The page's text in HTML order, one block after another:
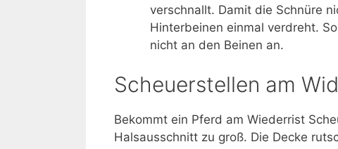
verschnallt. Damit die Schnüre
Hinterbeinen einmal verdreht.
nicht an den Beinen an.
Scheuerstellen am
Bekommt ein Pferd am Wiederrist
Halsausschnitt zu groß. Die Decke